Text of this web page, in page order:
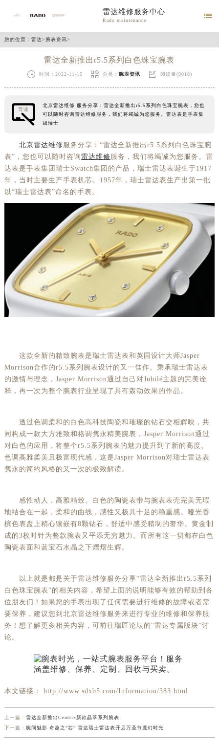
雷达维修服务中心
Rado maintenance

您的位置： 雷达> 腕表资讯>
雷达全新推出r5.5系列白色珠宝腕表
 时间：2022-11-15  分类： 腕表资讯  阅读量(9018)
导读
北京雷达维修 服务分享：雷达全新推出r5.5系列白色珠宝腕表，您也
可以随时咨询雷达维修服务，我们将竭诚为您服务。雷达表是手表集
团瑞士
北京雷达维修服务分享：“雷达全新推出r5.5系列白色珠宝腕
表”，您也可以随时咨询雷达维修服务，我们将竭诚为您服务。雷
达表是手表集团瑞士Swatch集团的产品，瑞士雷达表诞生于1917
年，当时主要生产手表机芯。1957年，瑞士雷达表生产出第一批
以“瑞士雷达表”命名的手表。
这款全新的精致腕表是瑞士雷达表和英国设计大师Jasper
Morrison合作的r5.5系列腕表设计的又一佳作。秉承瑞士雷达表
的激情与理念，Jasper Morrison通过自己对Jubilé主题的完美诠
释，再一次为整个腕表行业呈现了具有轰动效果的作品。
透过色调柔和的白色高科技陶瓷和璀璨的钻石交相辉映，共
同构成一款大方雅致和格调隽永精美腕表，Jasper Morrison通过
对白色的应用，将整个r5.5系列腕表的魅力提升到了新的高度。
色调高雅柔美且极富现代感，这是Jasper Morrison对瑞士雷达表
隽永的简约风格的又一次的极致解读。
感性动人，高雅精致。白色的陶瓷表带与腕表表壳完美无瑕
地结合在一起，柔和的曲线，感性又极具十足的稳重感。哑光香
槟色表盘上精心镶嵌有8颗钻石，舒适中感受精制的奢华。黄金制
成的3枚时针为整款腕表又平添无穷魅力。而所有这一切都在白色
陶瓷表面和蓝宝石水晶之下熠熠生辉。
以上就是都是关于雷达维修服务分享“雷达全新推出r5.5系列
白色珠宝腕表”的相关内容，希望上面的说明能够有效的帮助到各
位朋友们！如果您的手表出现了任何需要进行维修的故障或者需
要保养，建议您到北京雷达维修服务来进行专业的维修和保养服
务！想了解更多相关内容，可前往瑞匠论坛的"雷达专属版块"讨
论。
本文链接： http://www.sdxb5.com/Information/383.html
上一篇： 雷达全新推出Centrix新款晶萃系列腕表
下一篇： 腕间魅影 奇趣之“芯” 雷达瑞士雷达表开启万圣节魔幻时光